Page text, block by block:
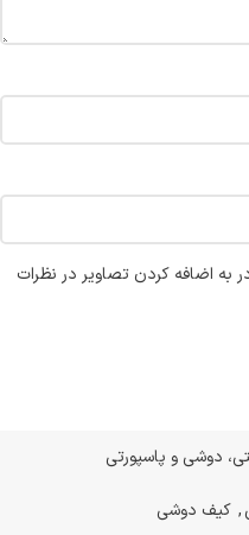
به اضافه کردن تصاویر در نظرات
دوشی و پاسپورتی
, کیف دوشی